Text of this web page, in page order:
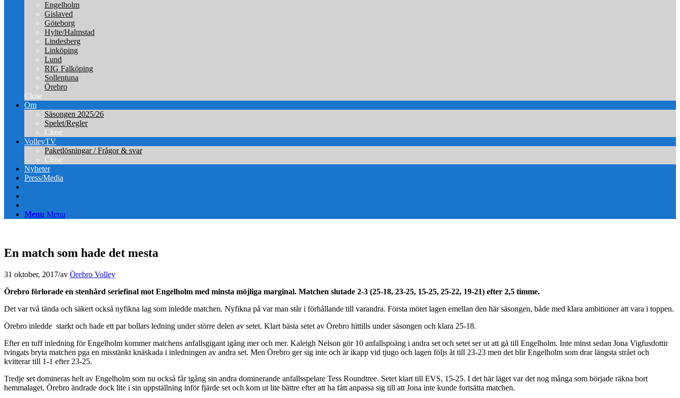
Engelholm
Gislaved
Göteborg
Hylte/Halmstad
Lindesberg
Linköping
Lund
RIG Falköping
Sollentuna
Örebro
Close
Om
Säsongen 2025/26
Spelet/Regler
Close
VolleyTV
Paketlösningar / Frågor & svar
Close
Nyheter
Press/Media
Menu Menu
En match som hade det mesta
31 oktober, 2017/av Örebro Volley
Örebro förlorade en stenhård seriefinal mot Engelholm med minsta möjliga marginal. Matchen slutade 2-3 (25-18, 23-25, 15-25, 25-22, 19-21) efter 2,5 timme.
Det var två tända och säkert också nyfikna lag som inledde matchen. Nyfikna på var man står i förhållande till varandra. Första mötet lagen emellan den här säsongen, både med klara ambitioner att vara i toppen.
Örebro inledde starkt och hade ett par bollars ledning under större delen av setet. Klart bästa setet av Örebro hittills under säsongen och klara 25-18.
Efter en tuff inledning för Engelholm kommer matchens anfallsgigant igång mer och mer. Kaleigh Nelson gör 10 anfallspoäng i andra set och setet ser ut att gå till Engelholm. Inte minst sedan Jona Vigfusdottir
tvingats bryta matchen pga en misstänkt knäskada i inledningen av andra set. Men Örebro ger sig inte och är ikapp vid tjugo och lagen följs åt till 23-23 men det blir Engelholm som drar längsta strået och
kvitterar till 1-1 efter 23-25.
Tredje set domineras helt av Engelholm som nu också får igång sin andra dominerande anfallsspelare Tess Roundtree. Setet klart till EVS, 15-25. I det här läget var det nog många som började räkna bort
hemmalaget. Örebro ändrade dock lite i sin uppställning inför fjärde set och kom ut lite bättre efter att ha fått anpassa sig till att Jona inte kunde fortsätta matchen.